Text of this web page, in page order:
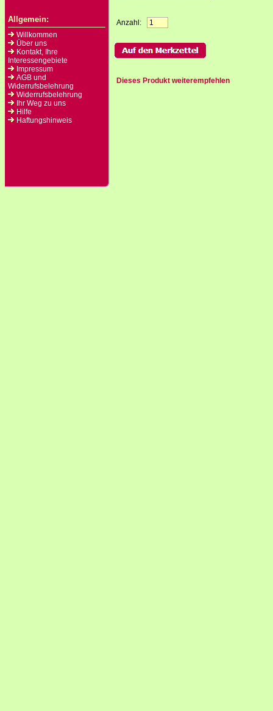
Allgemein:
Willkommen
Über uns
Kontakt, Ihre
Interessengebiete
Impressum
AGB und
Widerrufsbelehrung
Widerrufsbelehrung
Ihr Weg zu uns
Hilfe
Haftungshinweis
Anzahl:
Dieses Produkt weiterempfehlen